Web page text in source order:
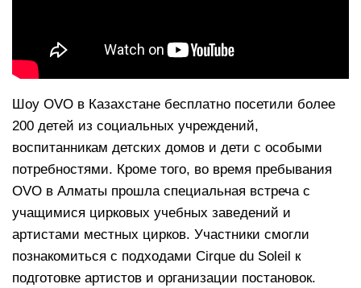
Шоу OVO в Казахстане бесплатно посетили более
200 детей из социальных учреждений,
воспитанникам детских домов и дети с особыми
потребностями. Кроме того, во время пребывания
OVO в Алматы прошла специальная встреча с
учащимися цирковых учебных заведений и
артистами местных цирков. Участники смогли
познакомиться с подходами Cirque du Soleil к
подготовке артистов и организации постановок.